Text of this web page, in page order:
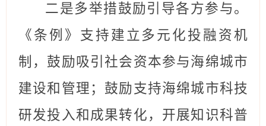
二是多举措鼓励引导各方参与。
《条例》支持建立多元化投融资机
制，鼓励吸引社会资本参与海绵城市
建设和管理 ； 鼓励支持海绵城市科技
研发投入和成果转化 ，开展知识科普